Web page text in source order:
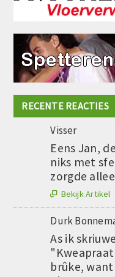
RECENTE REACTIES
Visser
Eens Jan,
niks met
zorgde
 Bekijk Artikel
Durk
As ik
brûke,